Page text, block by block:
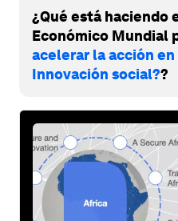
¿Qué está haciendo
Económico Mundial
acelerar la acción en
Innovación social??